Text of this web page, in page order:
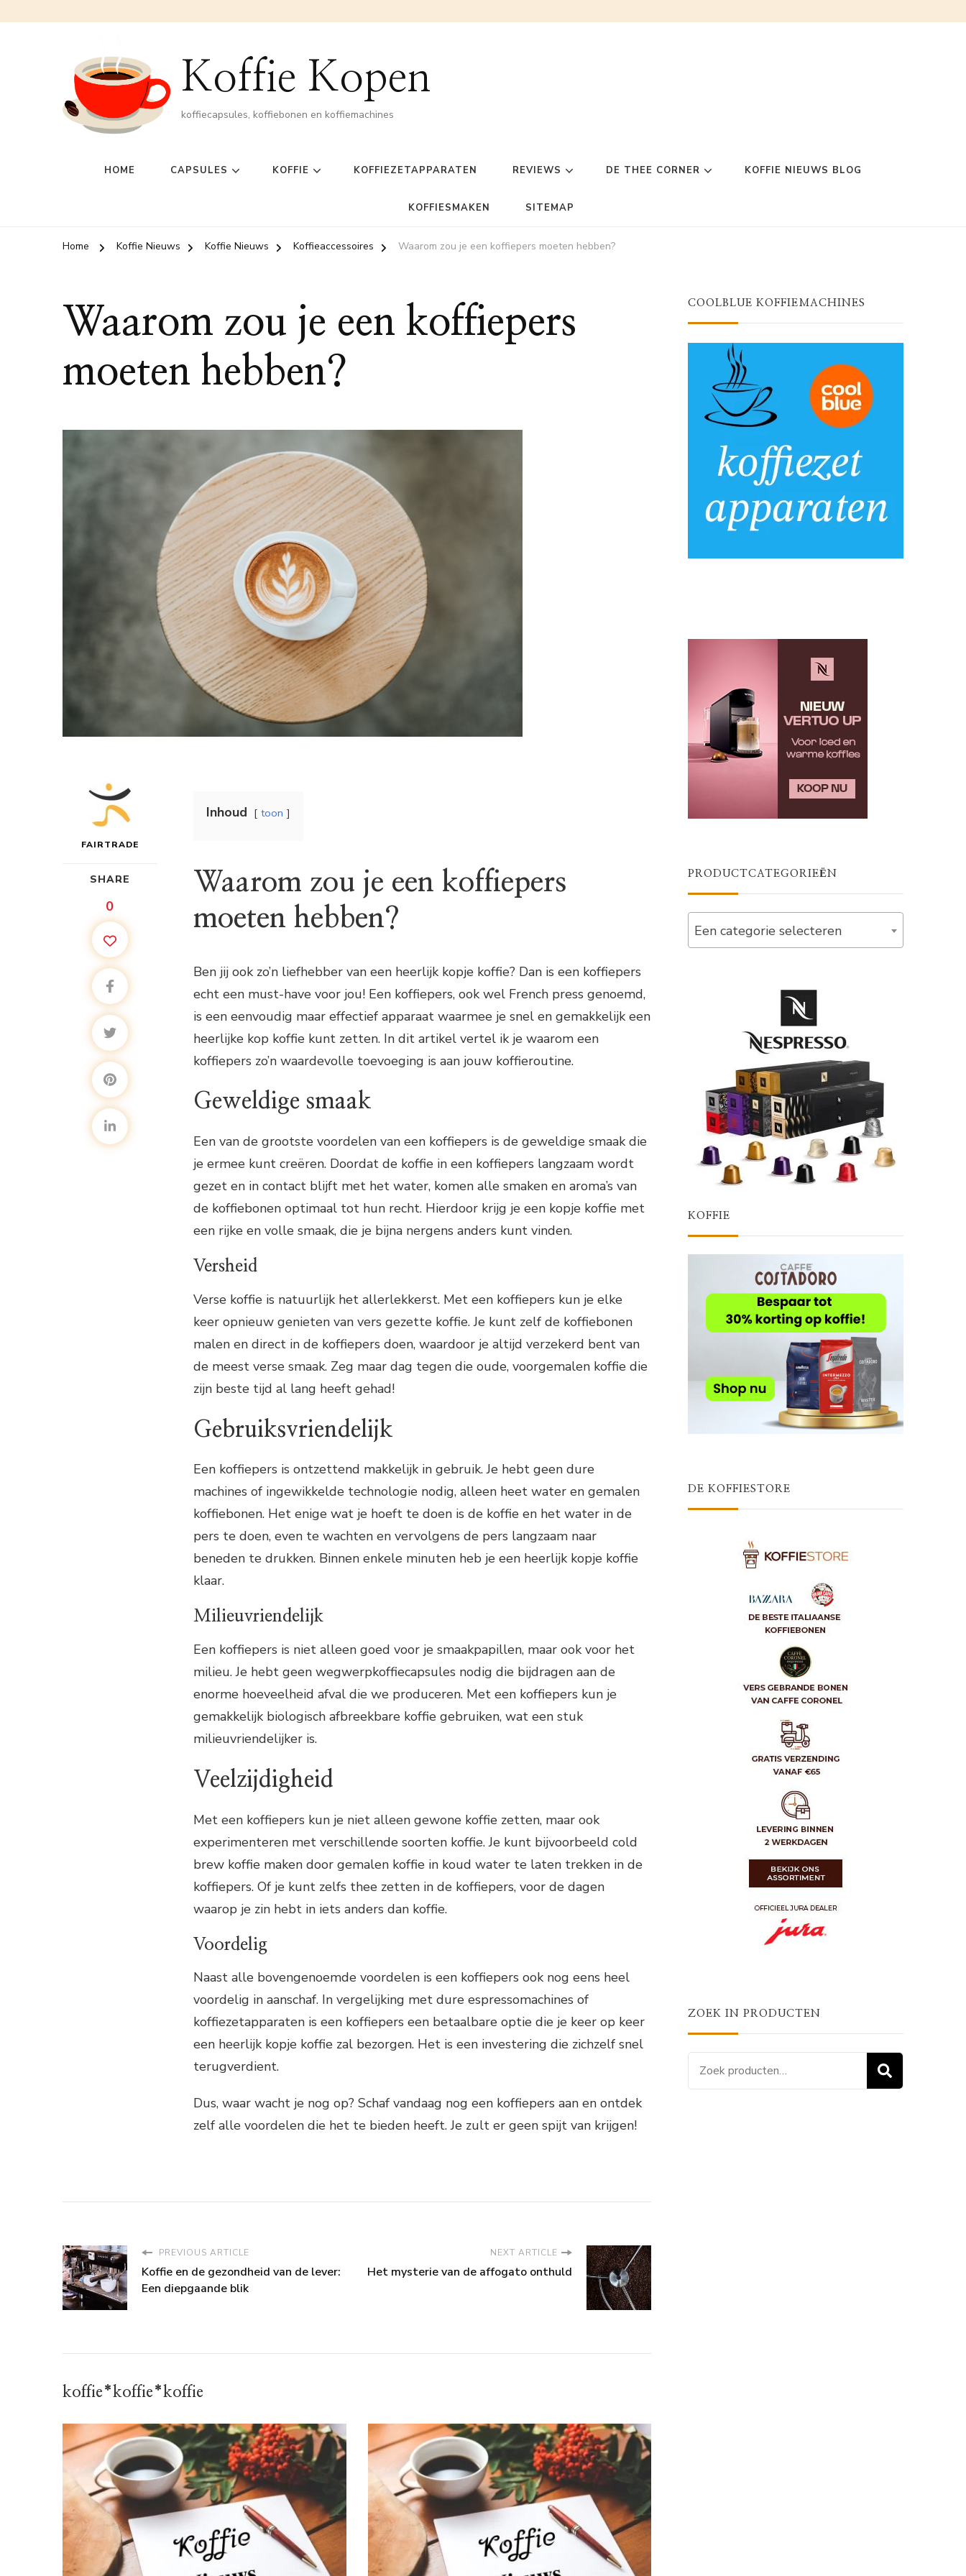
Koffie Kopen
koffiecapsules, koffiebonen en koffiemachines
HOME CAPSULES KOFFIE KOFFIEZETAPPARATEN REVIEWS DE THEE CORNER KOFFIE NIEUWS BLOG
KOFFIESMAKEN SITEMAP
Home Koffie Nieuws Koffie Nieuws Koffieaccessoires Waarom zou je een koffiepers moeten hebben?
Waarom zou je een koffiepers
moeten hebben?
FAIRTRADE
SHARE
0
Inhoud toon
Waarom zou je een koffiepers
moeten hebben?
Ben jij ook zo’n liefhebber van een heerlijk kopje koffie? Dan is een koffiepers
echt een must-have voor jou! Een koffiepers, ook wel French press genoemd,
is een eenvoudig maar effectief apparaat waarmee je snel en gemakkelijk een
heerlijke kop koffie kunt zetten. In dit artikel vertel ik je waarom een
koffiepers zo’n waardevolle toevoeging is aan jouw koffieroutine.
Geweldige smaak
Een van de grootste voordelen van een koffiepers is de geweldige smaak die
je ermee kunt creëren. Doordat de koffie in een koffiepers langzaam wordt
gezet en in contact blijft met het water, komen alle smaken en aroma’s van
de koffiebonen optimaal tot hun recht. Hierdoor krijg je een kopje koffie met
een rijke en volle smaak, die je bijna nergens anders kunt vinden.
Versheid
Verse koffie is natuurlijk het allerlekkerst. Met een koffiepers kun je elke
keer opnieuw genieten van vers gezette koffie. Je kunt zelf de koffiebonen
malen en direct in de koffiepers doen, waardoor je altijd verzekerd bent van
de meest verse smaak. Zeg maar dag tegen die oude, voorgemalen koffie die
zijn beste tijd al lang heeft gehad!
Gebruiksvriendelijk
Een koffiepers is ontzettend makkelijk in gebruik. Je hebt geen dure
machines of ingewikkelde technologie nodig, alleen heet water en gemalen
koffiebonen. Het enige wat je hoeft te doen is de koffie en het water in de
pers te doen, even te wachten en vervolgens de pers langzaam naar
beneden te drukken. Binnen enkele minuten heb je een heerlijk kopje koffie
klaar.
Milieuvriendelijk
Een koffiepers is niet alleen goed voor je smaakpapillen, maar ook voor het
milieu. Je hebt geen wegwerpkoffiecapsules nodig die bijdragen aan de
enorme hoeveelheid afval die we produceren. Met een koffiepers kun je
gemakkelijk biologisch afbreekbare koffie gebruiken, wat een stuk
milieuvriendelijker is.
Veelzijdigheid
Met een koffiepers kun je niet alleen gewone koffie zetten, maar ook
experimenteren met verschillende soorten koffie. Je kunt bijvoorbeeld cold
brew koffie maken door gemalen koffie in koud water te laten trekken in de
koffiepers. Of je kunt zelfs thee zetten in de koffiepers, voor de dagen
waarop je zin hebt in iets anders dan koffie.
Voordelig
Naast alle bovengenoemde voordelen is een koffiepers ook nog eens heel
voordelig in aanschaf. In vergelijking met dure espressomachines of
koffiezetapparaten is een koffiepers een betaalbare optie die je keer op keer
een heerlijk kopje koffie zal bezorgen. Het is een investering die zichzelf snel
terugverdient.
Dus, waar wacht je nog op? Schaf vandaag nog een koffiepers aan en ontdek
zelf alle voordelen die het te bieden heeft. Je zult er geen spijt van krijgen!
PREVIOUS ARTICLE
Koffie en de gezondheid van de lever:
Een diepgaande blik
NEXT ARTICLE
Het mysterie van de affogato onthuld
koffie*koffie*koffie
COOLBLUE KOFFIEMACHINES
PRODUCTCATEGORIEËN
Een categorie selecteren
KOFFIE
DE KOFFIESTORE
ZOEK IN PRODUCTEN
Zoeken
naar: